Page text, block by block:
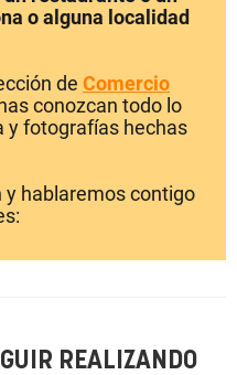
o alguna localidad
de Comercio
conozcan todo lo
y fotografías hechas
y hablaremos contigo
REALIZANDO